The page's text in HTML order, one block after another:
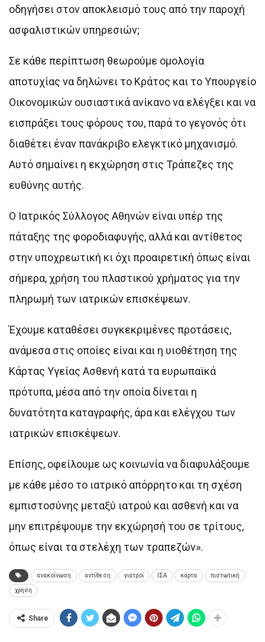
οδηγήσει στον αποκλεισμό τους από την παροχή
ασφαλιστικών υπηρεσιών;
Σε κάθε περίπτωση θεωρούμε ομολογία
αποτυχίας να δηλώνει το Κράτος και το Υπουργείο
Οικονομικών ουσιαστικά ανίκανο να ελέγξει και να
εισπράξει τους φόρους του, παρά το γεγονός ότι
διαθέτει έναν πανάκριβο ελεγκτικό μηχανισμό.
Αυτό σημαίνει η εκχώρηση στις Τράπεζες της
ευθύνης αυτής.
Ο Ιατρικός Σύλλογος Αθηνών είναι υπέρ της
πάταξης της φοροδιαφυγής, αλλά και αντίθετος
στην υποχρεωτική κι όχι προαιρετική όπως είναι
σήμερα, χρήση του πλαστικού χρήματος για την
πληρωμή των ιατρικών επισκέψεων.
Έχουμε καταθέσει συγκεκριμένες προτάσεις,
ανάμεσα στις οποίες είναι και η υιοθέτηση της
Κάρτας Υγείας Ασθενή κατά τα ευρωπαϊκά
πρότυπα, μέσα από την οποία δίνεται η
δυνατότητα καταγραφής, άρα και ελέγχου των
ιατρικών επισκέψεων.
Επίσης, οφείλουμε ως κοινωνία να διαφυλάξουμε
με κάθε μέσο το ιατρικό απόρρητο και τη σχέση
εμπιστοσύνης μεταξύ ιατρού και ασθενή και να
μην επιτρέψουμε την εκχώρησή του σε τρίτους,
όπως είναι τα στελέχη των τραπεζών».
ανακοίνωση αντίθεση γιατροί ΙΣΑ κάρτα πιστωτική
χρήση
Share